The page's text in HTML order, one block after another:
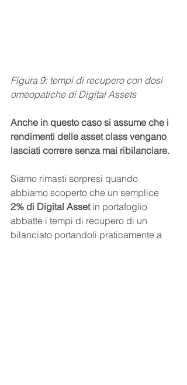
Figura 9: tempi di recupero con dosi
omeopatiche di Digital Assets
Anche in questo caso si assume che i
rendimenti delle asset class vengano
lasciati correre senza mai ribilanciare.
Siamo rimasti sorpresi quando
abbiamo scoperto che un semplice
2% di Digital Asset in portafoglio
abbatte i tempi di recupero di un
bilanciato portandoli praticamente a